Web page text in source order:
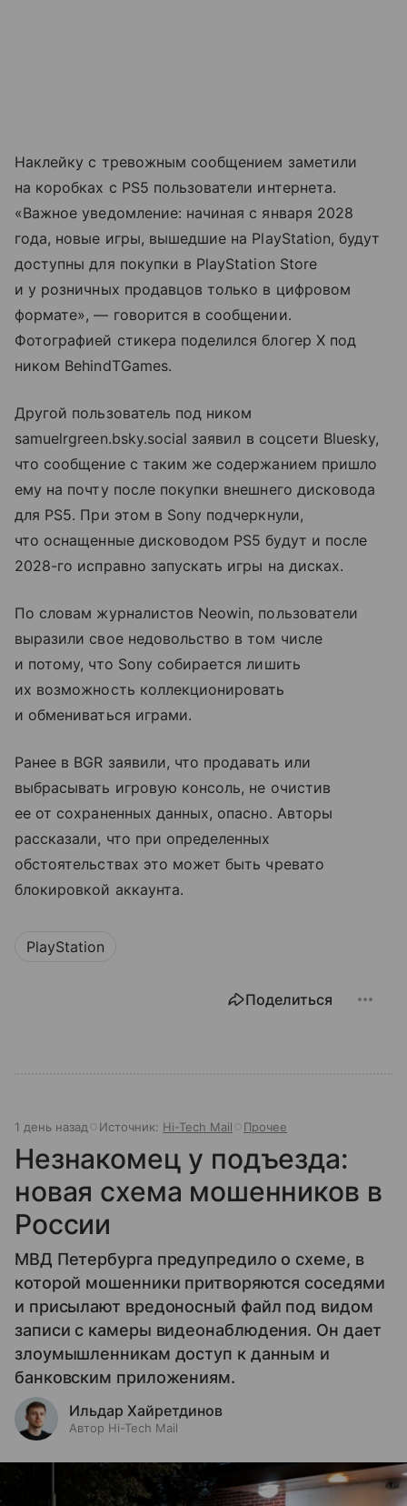
Наклейку с тревожным сообщением заметили
на коробках с PS5 пользователи интернета.
«Важное уведомление: начиная с января 2028
года, новые игры, вышедшие на PlayStation, будут
доступны для покупки в PlayStation Store
и у розничных продавцов только в цифровом
формате», — говорится в сообщении.
Фотографией стикера поделился блогер X под
ником BehindTGames.
Другой пользователь под ником
samuelrgreen.bsky.social заявил в соцсети Bluesky,
что сообщение с таким же содержанием пришло
ему на почту после покупки внешнего дисковода
для PS5. При этом в Sony подчеркнули,
что оснащенные дисководом PS5 будут и после
2028-го исправно запускать игры на дисках.
По словам журналистов Neowin, пользователи
выразили свое недовольство в том числе
и потому, что Sony собирается лишить
их возможность коллекционировать
и обмениваться играми.
Ранее в BGR заявили, что продавать или
выбрасывать игровую консоль, не очистив
ее от сохраненных данных, опасно. Авторы
рассказали, что при определенных
обстоятельствах это может быть чревато
блокировкой аккаунта.
PlayStation
Поделиться
1 день назад Источник: Hi-Tech Mail Прочее
Незнакомец у подъезда:
новая схема мошенников в
России
МВД Петербурга предупредило о схеме, в
которой мошенники притворяются соседями
и присылают вредоносный файл под видом
записи с камеры видеонаблюдения. Он дает
злоумышленникам доступ к данным и
банковским приложениям.
Ильдар Хайретдинов
Автор Hi-Tech Mail